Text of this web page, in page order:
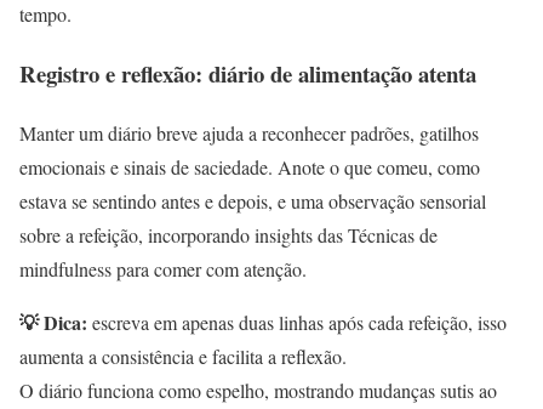
tempo.
Registro e reflexão: diário de alimentação atenta
Manter um diário breve ajuda a reconhecer padrões, gatilhos
emocionais e sinais de saciedade. Anote o que comeu, como
estava se sentindo antes e depois, e uma observação sensorial
sobre a refeição, incorporando insights das Técnicas de
mindfulness para comer com atenção.
💡 Dica: escreva em apenas duas linhas após cada refeição, isso
aumenta a consistência e facilita a reflexão.
O diário funciona como espelho, mostrando mudanças sutis ao